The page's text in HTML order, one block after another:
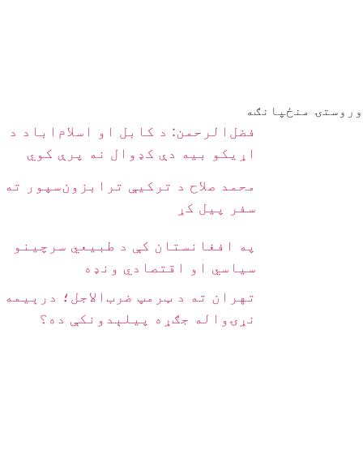
وروستۍ منځپانګه
فضل‌الرحمن: د کابل او اسلام‌اباد د
اړیکو بیه دې کډوال نه پرې کوي
محمد صلاح د ترکیې ترابزون‌سپور ته
سفر پیل کړ
په افغانستان کې د طبیعي سرچینو
سیاسي او اقتصادي ونډه
تهران ته د ټرمپ ضرب‌الاجل؛ درېیمه
نړۍواله جګړه پیلېدونکې ده؟